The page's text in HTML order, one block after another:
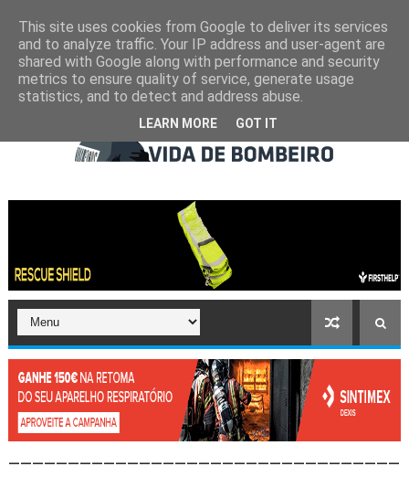
This site uses cookies from Google to deliver its services
and to analyze traffic. Your IP address and user-agent are
shared with Google along with performance and security
metrics to ensure quality of service, generate usage
statistics, and to detect and address abuse.
LEARN MORE GOT IT